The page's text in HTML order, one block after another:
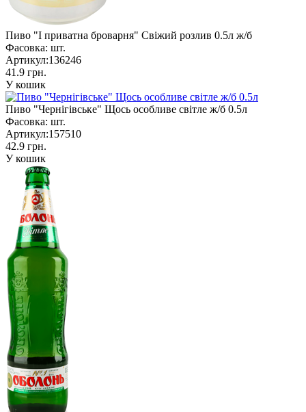
Пиво "I приватна броварня" Свіжий розлив 0.5л ж/б
Фасовка: шт.
Артикул:136246
41.9 грн.
У кошик
Пиво "Чернігівське" Щось особливе світле ж/б 0.5л
Фасовка: шт.
Артикул:157510
42.9 грн.
У кошик